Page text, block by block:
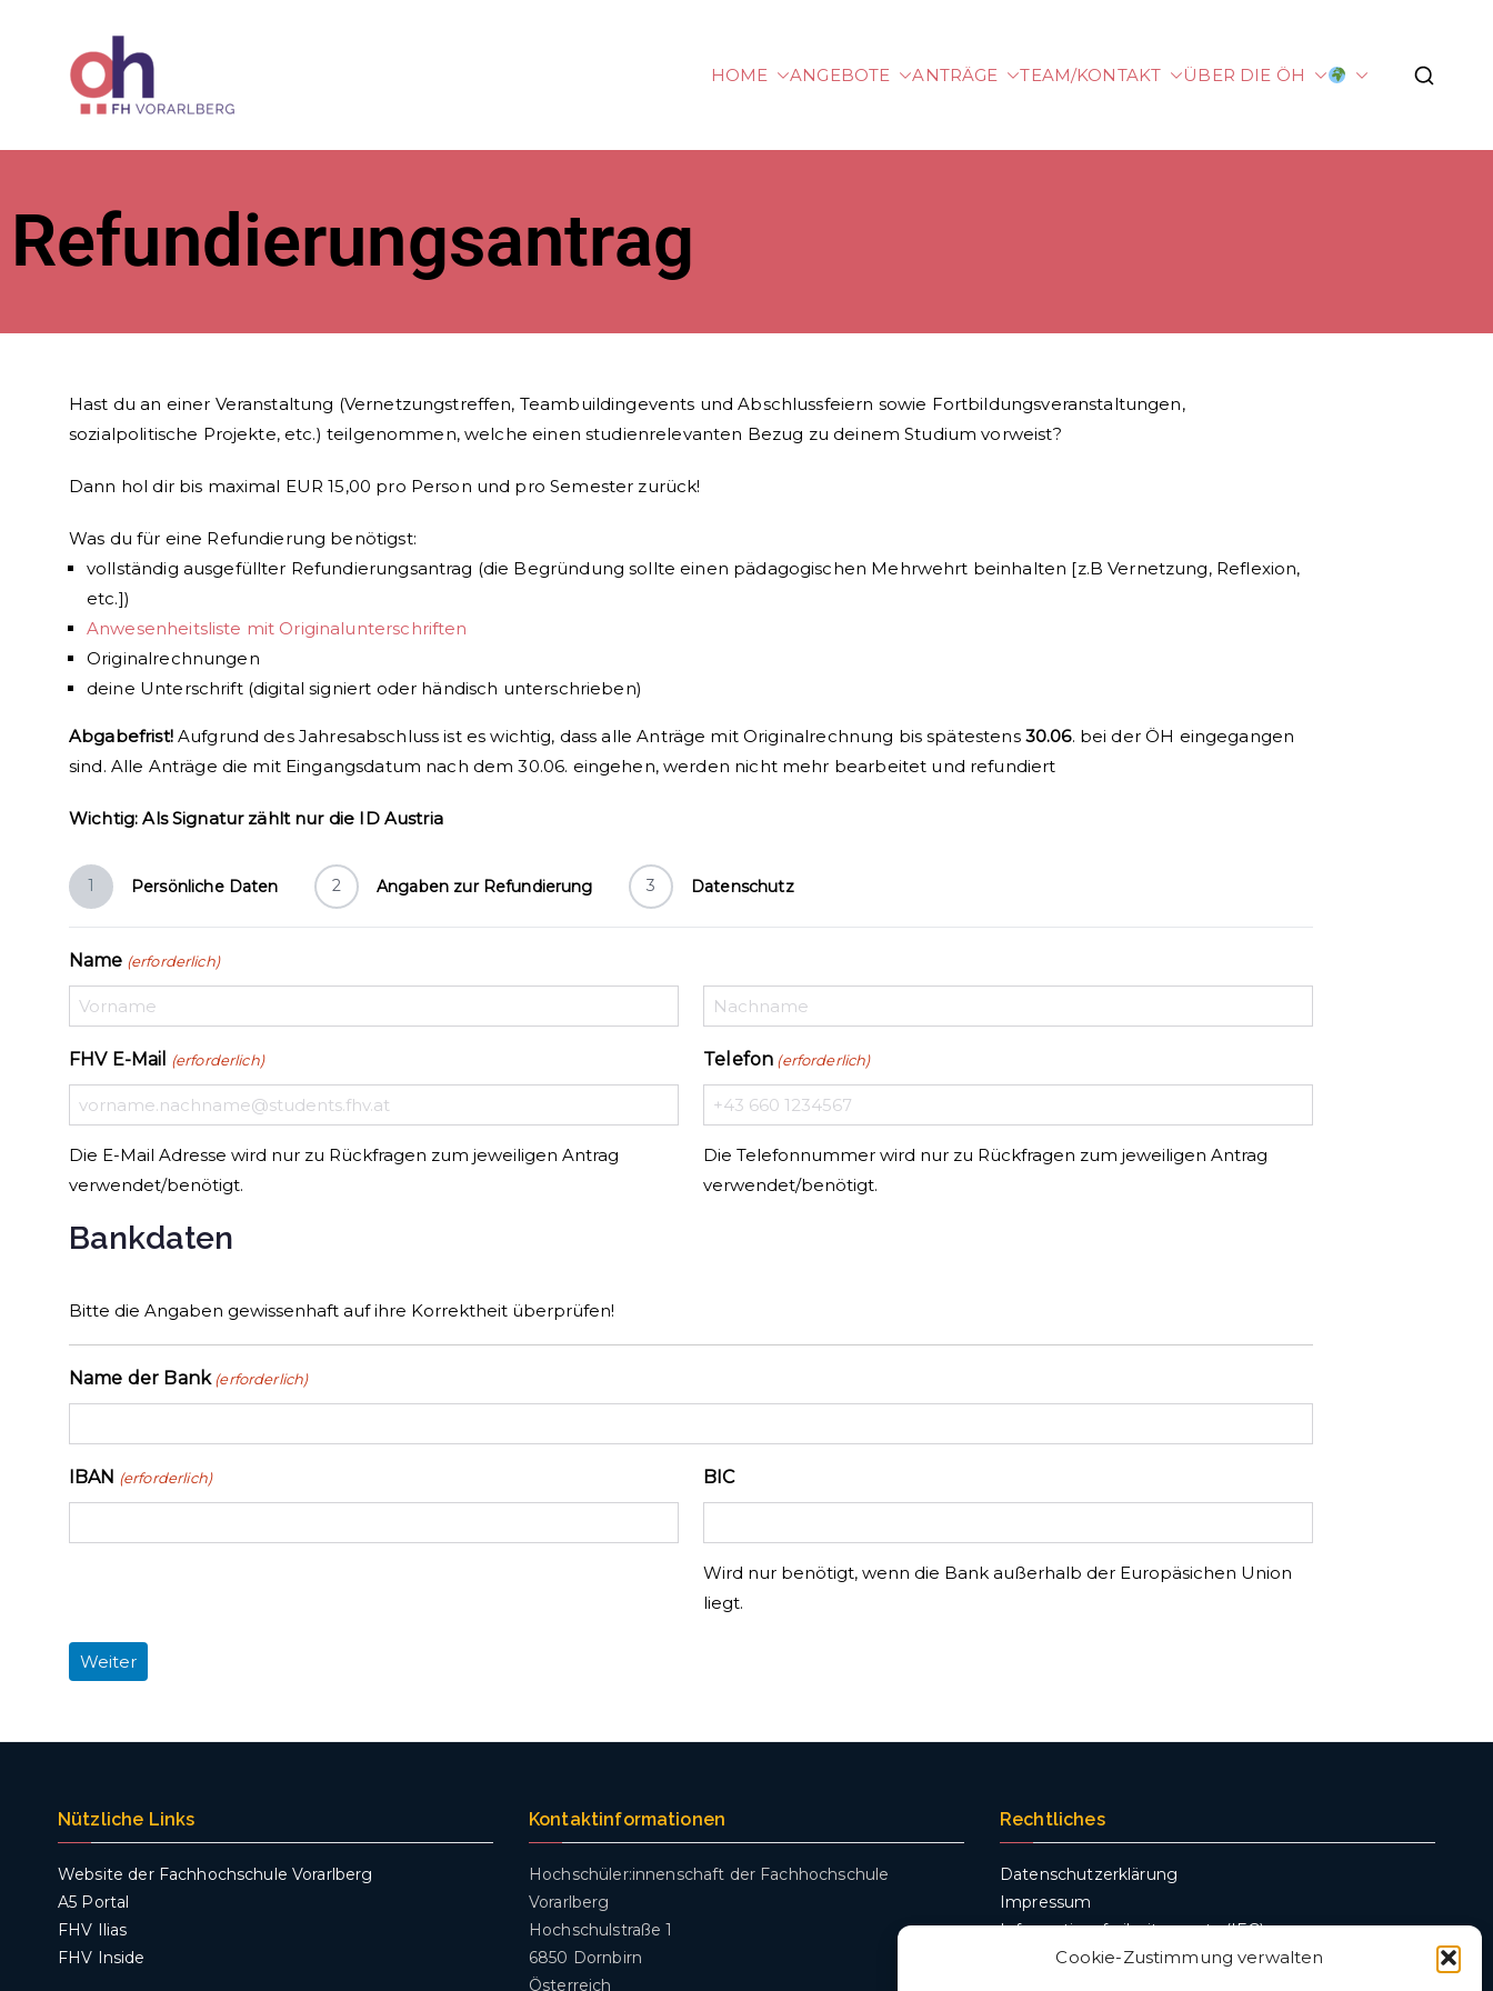
Cookie-Zustimmung verwalten
HOME ANGEBOTE ANTRÄGE TEAM/KONTAKT ÜBER DIE ÖH
Refundierungs­antrag
Hast du an einer Veranstaltung (Vernetzungstreffen, Teambuildingevents und Abschlussfeiern sowie Fortbildungsveranstaltungen,
sozialpolitische Projekte, etc.) teilgenommen, welche einen studienrelevanten Bezug zu deinem Studium vorweist?
Dann hol dir bis maximal EUR 15,00 pro Person und pro Semester zurück!
Was du für eine Refundierung benötigst:
vollständig ausgefüllter Refundierungsantrag (die Begründung sollte einen pädagogischen Mehrwehrt beinhalten [z.B Vernetzung, Reflexion,
etc.])
Anwesenheitsliste mit Originalunterschriften
Originalrechnungen
deine Unterschrift (digital signiert oder händisch unterschrieben)
Abgabefrist!Aufgrund des Jahresabschluss ist es wichtig, dass alle Anträge mit Originalrechnung bis spätestens 30.06. bei der ÖH eingegangen
sind. Alle Anträge die mit Eingangsdatum nach dem 30.06. eingehen, werden nicht mehr bearbeitet und refundiert
Wichtig: Als Signatur zählt nur die ID Austria
1 Persönliche Daten 2 Angaben zur Refundierung 3 Datenschutz
Name (erforderlich)
FHV E-Mail (erforderlich)
Die E-Mail Adresse wird nur zu Rückfragen zum jeweiligen Antrag
verwendet/benötigt.
Telefon (erforderlich)
Die Telefonnummer wird nur zu Rückfragen zum jeweiligen Antrag
verwendet/benötigt.
Bankdaten
Bitte die Angaben gewissenhaft auf ihre Korrektheit überprüfen!
Name der Bank (erforderlich)
IBAN (erforderlich) BIC
Wird nur benötigt, wenn die Bank außerhalb der Europäsichen Union
liegt.
Nützliche Links
Website der Fachhochschule Vorarlberg
A5 Portal
FHV Ilias
FHV Inside
Kontaktinformationen
Hochschüler:innenschaft der Fachhochschule
Vorarlberg
Hochschulstraße 1
6850 Dornbirn
Österreich
Rechtliches
Datenschutzerklärung
Impressum
Informationsfreiheitsgesetz (IFG)